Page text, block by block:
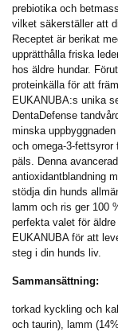
prebiotika och
vilket säkerställer att
Receptet är berikat
upprätthålla friska
hos äldre hundar.
proteinkälla för att
EUKANUBA:s unika
DentaDefense
minska
och omega-3-fettsyror
päls. Denna
antioxidantblandning
stödja din hunds
lamm och ris ger 100
perfekta valet för
EUKANUBA för att
steg i din hunds liv.
Sammansättning:
torkad kyckling och
och taurin), lamm